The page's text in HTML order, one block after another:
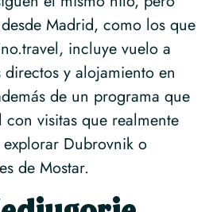
Madrid, como los que
incluye vuelo a
y alojamiento en
de un programa que
visitas que realmente
Dubrovnik o
de Mostar.